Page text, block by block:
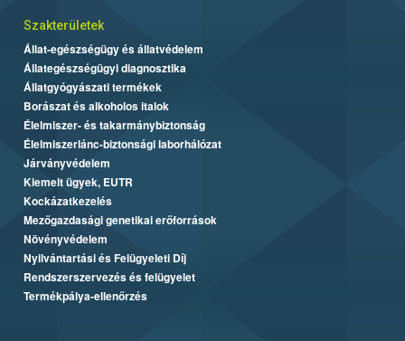
Szakterületek
Állat-egészségügy és állatvédelem
Állategészségügyi diagnosztika
Állatgyógyászati termékek
Borászat és alkoholos italok
Élelmiszer- és takarmánybiztonság
Élelmiszerlánc-biztonsági laborhálózat
Járványvédelem
Kiemelt ügyek, EUTR
Kockázatkezelés
Mezőgazdasági genetikai erőforrások
Növényvédelem
Nyilvántartási és Felügyeleti Díj
Rendszerszervezés és felügyelet
Termékpálya-ellenőrzés